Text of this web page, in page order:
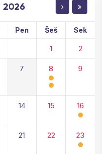
2026 › »
Pen Šeš Sek
1 2
7 8 9
14 15 16
21 22 23